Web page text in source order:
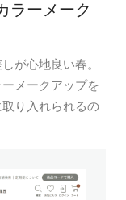
ラーメーク
が心地良い春。
メークアップを
り入れられるの